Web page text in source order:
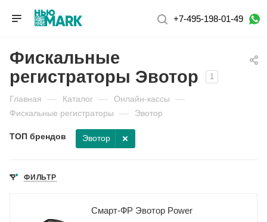
+7-495-198-01-49
Фискальные
регистраторы Эвотор
1
Главная — Каталог — Онлайн-кассы —
Фискальные регистраторы — Эвотор
ТОП брендов Эвотор
ФИЛЬТР
Смарт-ФР Эвотор Power